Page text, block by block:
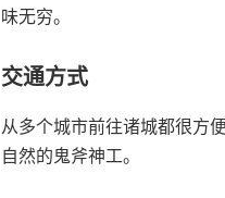
味无穷。
交通方式
从多个城市前往诸城都很方
自然的鬼斧神工。